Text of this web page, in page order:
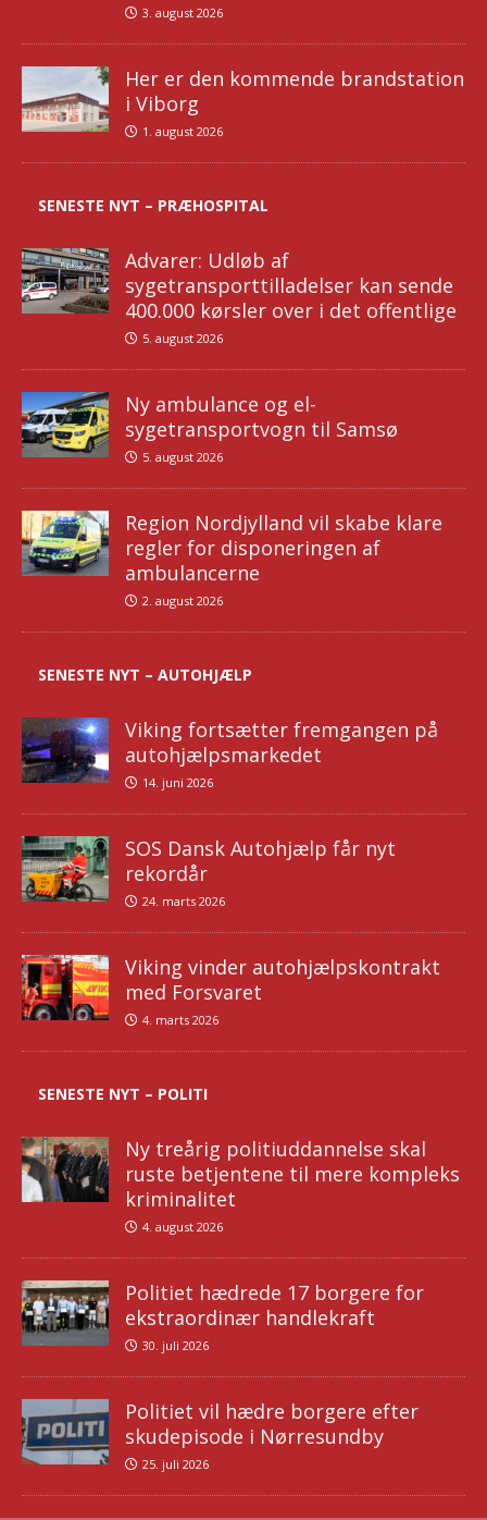
3. august 2026
Her er den kommende brandstation
i Viborg
1. august 2026
SENESTE NYT – PRÆHOSPITAL
Advarer: Udløb af
sygetransporttilladelser kan sende
400.000 kørsler over i det offentlige
5. august 2026
Ny ambulance og el-
sygetransportvogn til Samsø
5. august 2026
Region Nordjylland vil skabe klare
regler for disponeringen af
ambulancerne
2. august 2026
SENESTE NYT – AUTOHJÆLP
Viking fortsætter fremgangen på
autohjælpsmarkedet
14. juni 2026
SOS Dansk Autohjælp får nyt
rekordår
24. marts 2026
Viking vinder autohjælpskontrakt
med Forsvaret
4. marts 2026
SENESTE NYT – POLITI
Ny treårig politiuddannelse skal
ruste betjentene til mere kompleks
kriminalitet
4. august 2026
Politiet hædrede 17 borgere for
ekstraordinær handlekraft
30. juli 2026
Politiet vil hædre borgere efter
skudepisode i Nørresundby
25. juli 2026